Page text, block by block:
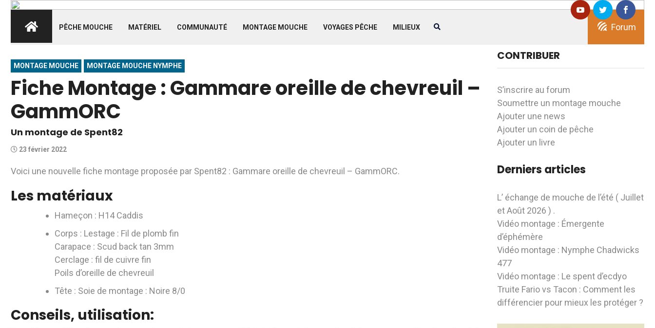
PÊCHE MOUCHE MATÉRIEL COMMUNAUTÉ MONTAGE MOUCHE VOYAGES PÊCHE MILIEUX Forum
MONTAGE MOUCHE MONTAGE MOUCHE NYMPHE
Fiche Montage : Gammare oreille de chevreuil –
GammORC
Un montage de Spent82
23 février 2022
Voici une nouvelle fiche montage proposée par Spent82 : Gammare oreille de chevreuil – GammORC.
Les matériaux
Hameçon : H14 Caddis
Corps : Lestage : Fil de plomb fin
Carapace : Scud back tan 3mm
Cerclage : fil de cuivre fin
Poils d’oreille de chevreuil
Tête : Soie de montage : Noire 8/0
Conseils, utilisation:
CONTRIBUER
S’inscrire au forum
Soumettre un montage mouche
Ajouter une news
Ajouter un coin de pêche
Ajouter un livre
Derniers articles
L’ échange de mouche de l’été ( Juillet
et Août 2026 ) .
Vidéo montage : Émergente
d’éphémère
Vidéo montage : Nymphe Chadwicks
477
Vidéo montage : Le spent d’ecdyo
Truite Fario vs Tacon : Comment les
différencier pour mieux les protéger ?